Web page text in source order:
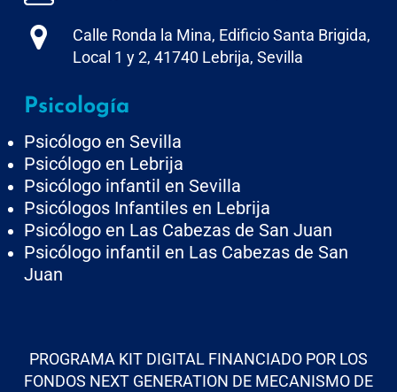
Calle Ronda la Mina, Edificio Santa Brigida,
Local 1 y 2, 41740 Lebrija, Sevilla
Psicología
Psicólogo en Sevilla
Psicólogo en Lebrija
Psicólogo infantil en Sevilla
Psicólogos Infantiles en Lebrija
Psicólogo en Las Cabezas de San Juan
Psicólogo infantil en Las Cabezas de San
Juan
PROGRAMA KIT DIGITAL FINANCIADO POR LOS
FONDOS NEXT GENERATION DE MECANISMO DE